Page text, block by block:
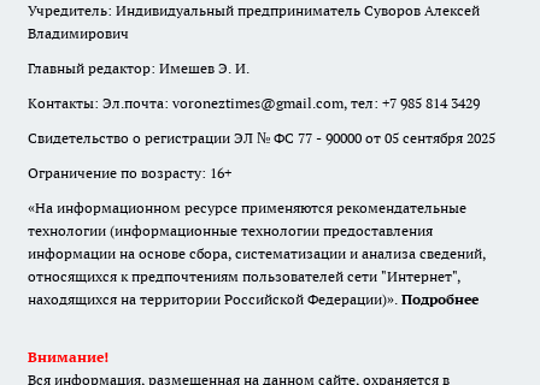
Учредитель: Индивидуальный предприниматель Суворов Алексей
Владимирович
Главный редактор: Имешев Э. И.
Контакты: Эл.почта: voroneztimes@gmail.com, тел: +7 985 814 3429
Свидетельство о регистрации ЭЛ № ФС 77 - 90000 от 05 сентября 2025
Ограничение по возрасту: 16+
«На информационном ресурсе применяются рекомендательные
технологии (информационные технологии предоставления
информации на основе сбора, систематизации и анализа сведений,
относящихся к предпочтениям пользователей сети "Интернет",
находящихся на территории Российской Федерации)». Подробнее
Внимание!
Вся информация, размещенная на данном сайте, охраняется в